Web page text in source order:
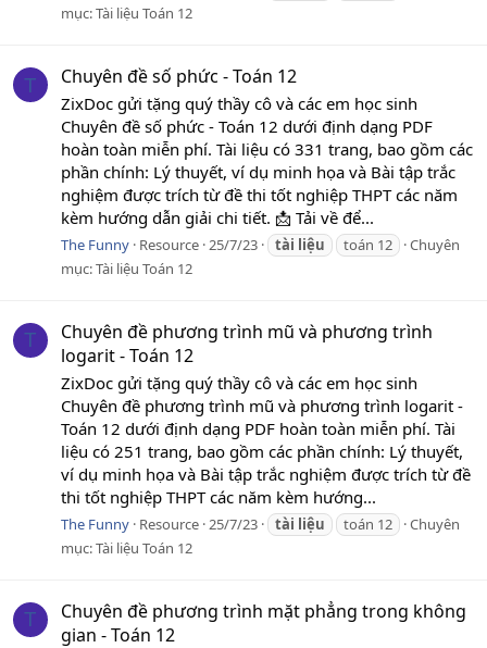
mục:Tài liệu Toán 12
T Chuyên đề số phức - Toán 12
ZixDoc gửi tặng quý thầy cô và các em học sinh
Chuyên đề số phức - Toán 12 dưới định dạng PDF
hoàn toàn miễn phí. Tài liệu có 331 trang, bao gồm các
phần chính: Lý thuyết, ví dụ minh họa và Bài tập trắc
nghiệm được trích từ đề thi tốt nghiệp THPT các năm
kèm hướng dẫn giải chi tiết. 📩 Tải về để...
The Funny Resource 25/7/23 tài liệu toán 12
Chuyên
mục:Tài liệu Toán 12
T
Chuyên đề phương trình mũ và phương trình
logarit - Toán 12
ZixDoc gửi tặng quý thầy cô và các em học sinh
Chuyên đề phương trình mũ và phương trình logarit -
Toán 12 dưới định dạng PDF hoàn toàn miễn phí. Tài
liệu có 251 trang, bao gồm các phần chính: Lý thuyết,
ví dụ minh họa và Bài tập trắc nghiệm được trích từ đề
thi tốt nghiệp THPT các năm kèm hướng...
The Funny Resource 25/7/23 tài liệu toán 12
Chuyên
mục:Tài liệu Toán 12
T
Chuyên đề phương trình mặt phẳng trong không
gian - Toán 12